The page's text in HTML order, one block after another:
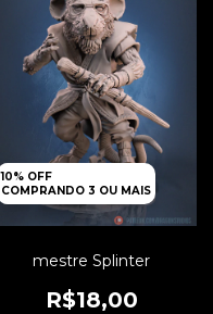
10% OFF
COMPRANDO 3 OU MAIS
mestre Splinter
R$18,00